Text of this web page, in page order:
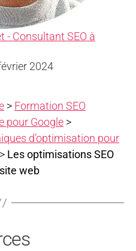
- Consultant SEO à
2024
> Formation SEO
pour Google >
d’optimisation pour
> Les optimisations SEO
web